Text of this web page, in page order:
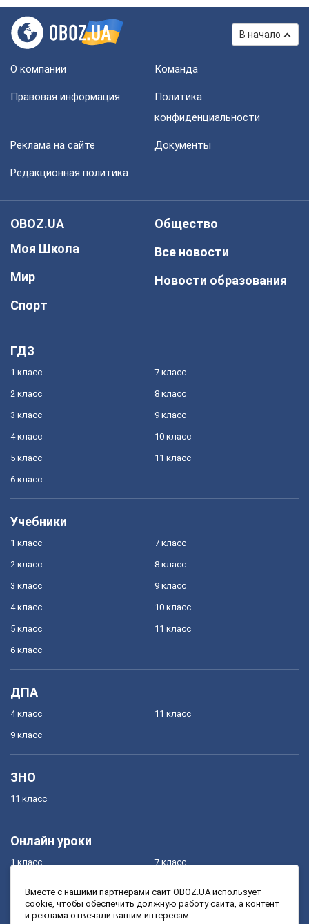
В начало
О компании Команда
Правовая информация
Политика
конфиденциальности
Реклама на сайте Документы
Редакционная политика
OBOZ.UA
Моя Школа
Мир
Спорт
Общество
Все новости
Новости образования
ГДЗ
1 класс
2 класс
3 класс
4 класс
5 класс
6 класс
7 класс
8 класс
9 класс
10 класс
11 класс
Учебники
1 класс
2 класс
3 класс
4 класс
5 класс
6 класс
7 класс
8 класс
9 класс
10 класс
11 класс
ДПА
4 класс
9 класс
11 класс
ЗНО
11 класс
Онлайн уроки
1 класс
3 класс
7 класс
9 класс
Вместе с нашими партнерами сайт OBOZ.UA использует
cookie, чтобы обеспечить должную работу сайта, а контент
и реклама отвечали вашим интересам.